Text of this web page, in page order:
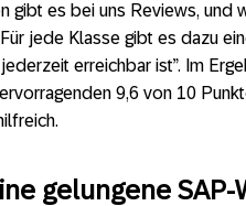
gibt es bei uns Reviews, und
jede Klasse gibt es dazu
erreichbar ist”. Im
9,6 von 10
gelungene